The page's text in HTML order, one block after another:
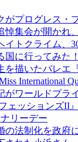
がプログレス・
悼集会が開か
イトクライム、
国に行ってみた
を描いたバレエ
International
がワールドプラ
ェッションズII
リーデー
の法制化を政府